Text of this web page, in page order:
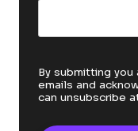
By submitting
emails and
can unsubscribe